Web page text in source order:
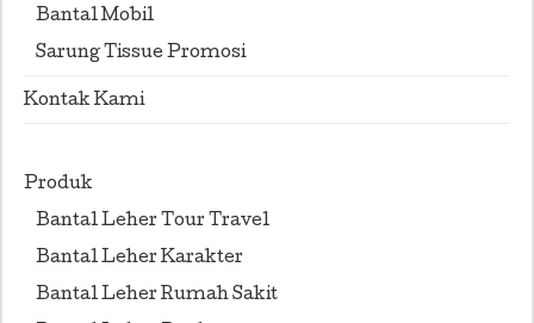
Bantal Mobil
Sarung Tissue Promosi
Kontak Kami
Produk
Bantal Leher Tour Travel
Bantal Leher Karakter
Bantal Leher Rumah Sakit